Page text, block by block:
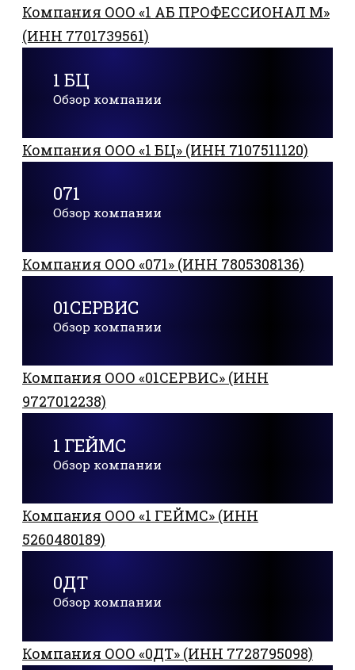
Компания ООО «1 АБ ПРОФЕССИОНАЛ М»
(ИНН 7701739561)
1 БЦ
Обзор компании
Компания ООО «1 БЦ» (ИНН 7107511120)
071
Обзор компании
Компания ООО «071» (ИНН 7805308136)
01СЕРВИС
Обзор компании
Компания ООО «01СЕРВИС» (ИНН
9727012238)
1 ГЕЙМС
Обзор компании
Компания ООО «1 ГЕЙМС» (ИНН
5260480189)
0ДТ
Обзор компании
Компания ООО «0ДТ» (ИНН 7728795098)